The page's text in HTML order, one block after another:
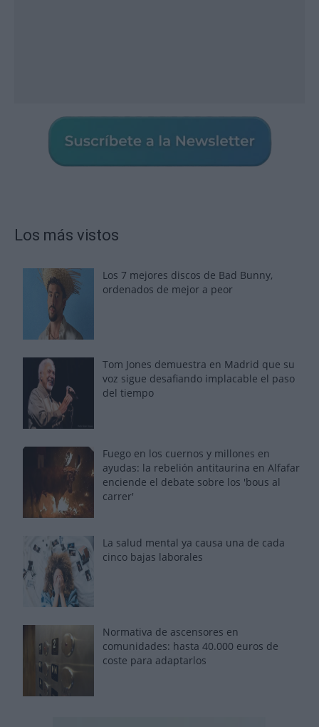
Los más vistos
Los 7 mejores discos de Bad Bunny,
ordenados de mejor a peor
Tom Jones demuestra en Madrid que su
voz sigue desafiando implacable el paso
del tiempo
Fuego en los cuernos y millones en
ayudas: la rebelión antitaurina en Alfafar
enciende el debate sobre los 'bous al
carrer'
La salud mental ya causa una de cada
cinco bajas laborales
Normativa de ascensores en
comunidades: hasta 40.000 euros de
coste para adaptarlos